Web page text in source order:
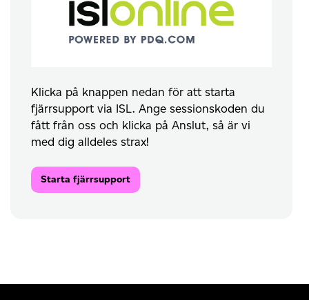
Klicka på knappen nedan för att starta
fjärrsupport via ISL. Ange sessionskoden du
fått från oss och klicka på Anslut, så är vi
med dig alldeles strax!
Starta fjärrsupport